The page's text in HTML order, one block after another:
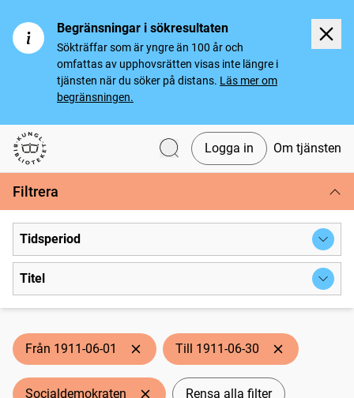
Begränsningar i sökresultaten
Sökträffar som är yngre än 100 år och
omfattas av upphovsrätten visas inte längre i
tjänsten när du söker på distans. Läs mer om
begränsningen.
Svenska tidningar
Logga in Om tjänsten
Filtrera
Tidsperiod
Titel
Från 1911-06-01 Till 1911-06-30
Socialdemokraten Rensa alla filter